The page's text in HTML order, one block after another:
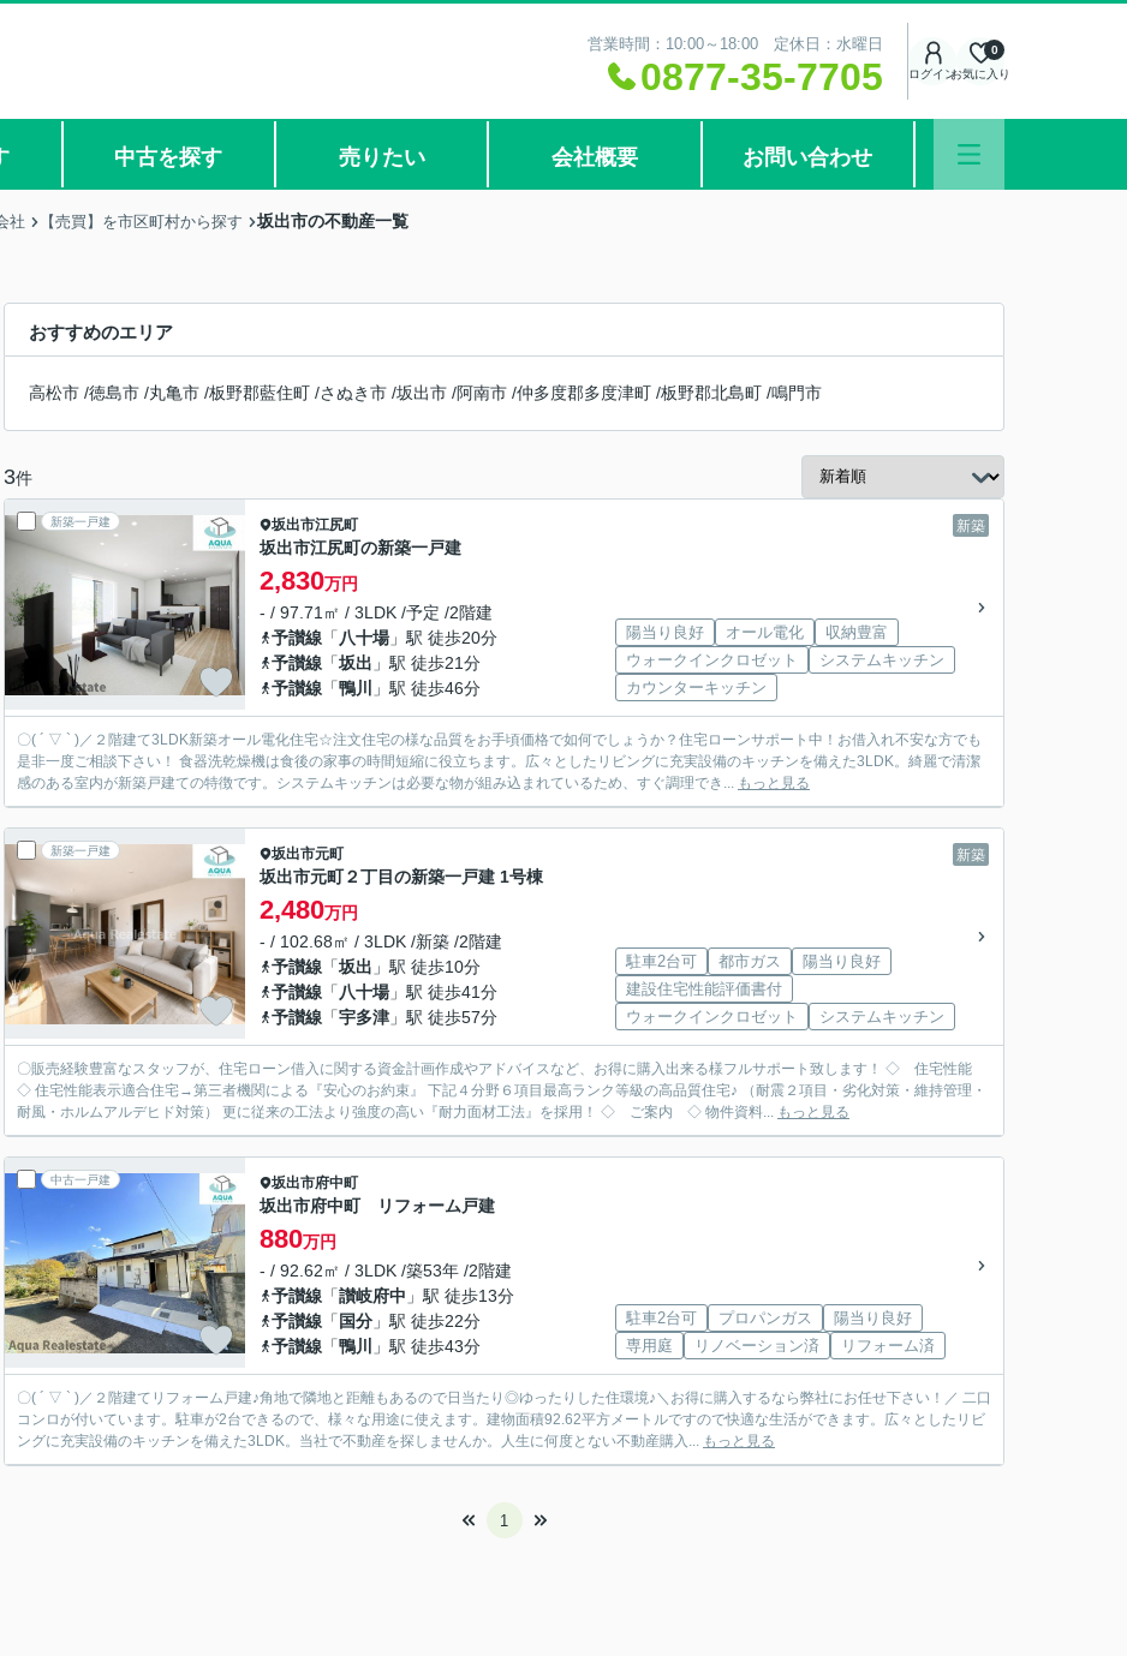
営業時間：10:00～18:00 定休日：水曜日
0877-35-7705 ログインお気に入り
0
中古を探す 売りたい 会社概要 お問い合わせ
社 【売買】を市区町村から探す 坂出市の不動産一覧
おすすめのエリア
高松市 /徳島市 /丸亀市 /板野郡藍住町 /さぬき市 /坂出市 /阿南市 /仲多度郡多度津町 /板野郡北島町 /鳴門市
3件
新築一戸建 新築
坂出市江尻町
坂出市江尻町の新築一戸建
2,830万円
- / 97.71㎡ / 3LDK /予定 /2階建
予讃線 「 八十場」駅 徒歩20分
予讃線 「坂出 」駅 徒歩21分
予讃線 「鴨川 」駅 徒歩46分
陽当り良好 オール電化
収納豊富
ウォークインクロゼット
システムキッチン
カウンターキッチン
〇( ´ ▽ ` )／２階建て3LDK新築オール電化住宅☆注文住宅の様な品質をお手頃価格で如何でしょうか？住宅ローンサポート中！お借入れ不安な方でも
是非一度ご相談下さい！ 食器洗乾燥機は食後の家事の時間短縮に役立ちます。広々としたリビングに充実設備のキッチンを備えた3LDK。綺麗で清潔
感のある室内が新築戸建ての特徴です。システムキッチンは必要な物が組み込まれているため、すぐ調理でき... もっと見る
新築一戸建 新築
坂出市元町
坂出市元町２丁目の新築一戸建 1号棟
2,480万円
- / 102.68㎡ / 3LDK /新築 /2階建
予讃線 「坂出 」駅 徒歩10分
予讃線 「 八十場」駅 徒歩41分
予讃線 「宇多津 」駅 徒歩57分
駐車2台可 都市ガス
陽当り良好
建設住宅性能評価書付
ウォークインクロゼット
システムキッチン
〇販売経験豊富なスタッフが、住宅ローン借入に関する資金計画作成やアドバイスなど、お得に購入出来る様フルサポート致します！ ◇ 住宅性能
◇ 住宅性能表示適合住宅→第三者機関による『安心のお約束』 下記４分野６項目最高ランク等級の高品質住宅♪ （耐震２項目・劣化対策・維持管理・
耐風・ホルムアルデヒド対策） 更に従来の工法より強度の高い『耐力面材工法』を採用！ ◇ ご案内 ◇ 物件資料... もっと見る
中古一戸建 坂出市府中町
坂出市府中町 リフォーム戸建
880万円
- / 92.62㎡ / 3LDK /築53年 /2階建
予讃線 「讃岐府中 」駅 徒歩13分
予讃線 「 国分 」駅 徒歩22分
予讃線 「鴨川 」駅 徒歩43分
駐車2台可 プロパンガス
陽当り良好
専用庭
リノベーション済 リフォーム済
〇( ´ ▽ ` )／２階建てリフォーム戸建♪角地で隣地と距離もあるので日当たり◎ゆったりした住環境♪＼お得に購入するなら弊社にお任せ下さい！／ 二口
コンロが付いています。駐車が2台できるので、様々な用途に使えます。建物面積92.62平方メートルですので快適な生活ができます。広々としたリビ
ングに充実設備のキッチンを備えた3LDK。当社で不動産を探しませんか。人生に何度とない不動産購入... もっと見る
1